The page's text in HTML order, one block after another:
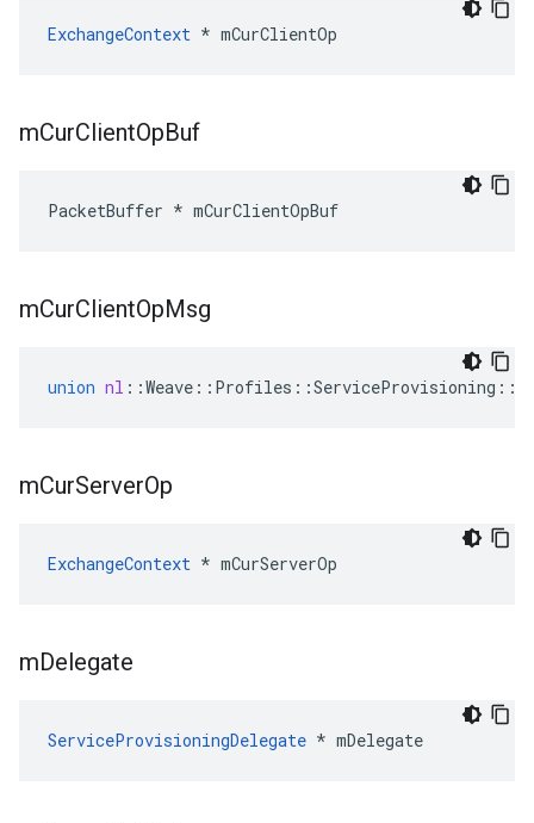
ExchangeContext * mCurClientOp
mCurClientOpBuf
PacketBuffer * mCurClientOpBuf
mCurClientOpMsg
union nl ::Weave :: Profiles ::ServiceProvisioning ::
mCurServerOp
ExchangeContext * mCurServerOp
mDelegate
ServiceProvisioningDelegate * mDelegate